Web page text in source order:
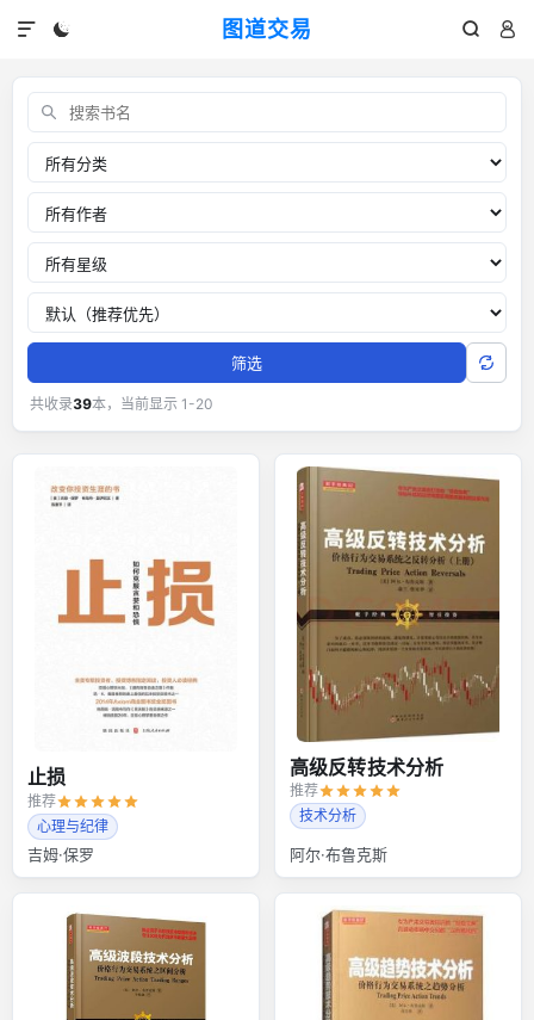
图道交易
  

交易书单：外汇黄金交易经典书籍
关键词
分类
作者
推荐星级
排序
筛选
共收录39本，当前显示 1-20
止损
推荐
心理与纪律
吉姆·保罗
高级反转技术分析
推荐
技术分析
阿尔·布鲁克斯